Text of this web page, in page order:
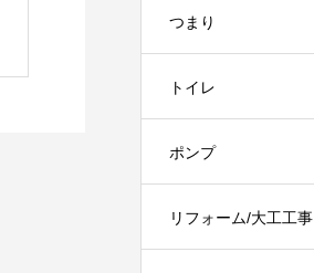
つまり
トイレ
ポンプ
リフォーム/大工工事